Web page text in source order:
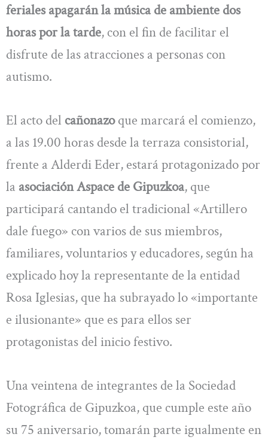
feriales apagarán la música de ambiente dos
horas por la tarde, con el fin de facilitar el
disfrute de las atracciones a personas con
autismo.
El acto del cañonazoque marcará el comienzo,
a las 19.00 horas desde la terraza consistorial,
frente a Alderdi Eder, estará protagonizado por
la asociación Aspace de Gipuzkoa, que
participará cantando el tradicional «Artillero
dale fuego» con varios de sus miembros,
familiares, voluntarios y educadores, según ha
explicado hoy la representante de la entidad
Rosa Iglesias, que ha subrayado lo «importante
e ilusionante» que es para ellos ser
protagonistas del inicio festivo.
Una veintena de integrantes de la Sociedad
Fotográfica de Gipuzkoa, que cumple este año
su 75 aniversario, tomarán parte igualmente en